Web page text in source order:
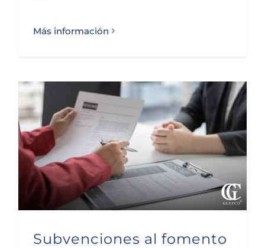
Más información
Subvenciones al fomento